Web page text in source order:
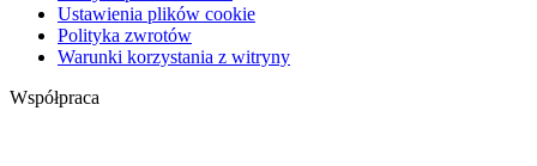
Ustawienia plików cookie
Polityka zwrotów
Warunki korzystania z witryny
Współpraca